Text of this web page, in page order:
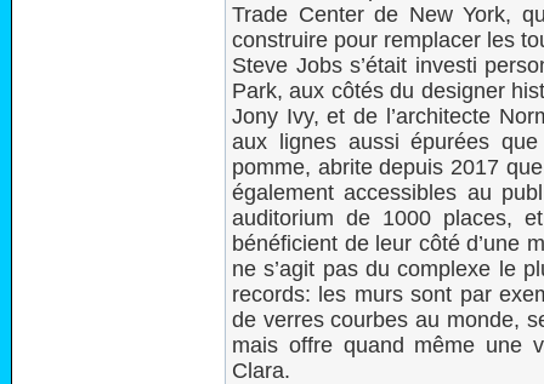
Trade Center de New York,
construire pour remplacer les
Steve Jobs s’était investi
Park, aux côtés du designer
Jony Ivy, et de l’architecte
aux lignes aussi épurées
pomme, abrite depuis 2017
également accessibles au
auditorium de 1000 places,
bénéficient de leur côté d’une
ne s’agit pas du complexe le
records: les murs sont par
de verres courbes au monde,
mais offre quand même une
Clara.